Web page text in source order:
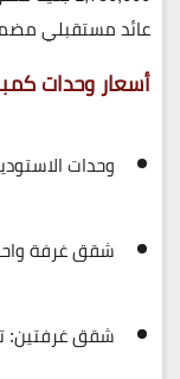
عائد مستقبلي
أسعار وحدات
وحدات
شقق غرفة
شقق غرفتين: